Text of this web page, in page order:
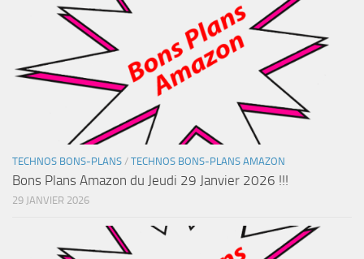
TECHNOS BONS-PLANS / TECHNOS BONS-PLANS AMAZON
Bons Plans Amazon du Jeudi 29 Janvier 2026 !!!
29 JANVIER 2026